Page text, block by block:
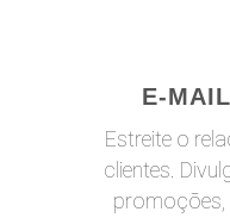
E-
Estreite o
clientes.
promoções,